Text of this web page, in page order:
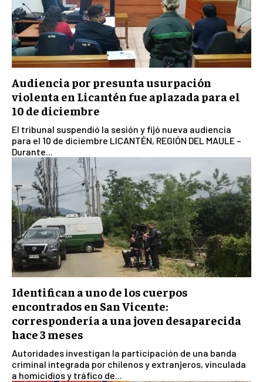
Audiencia por presunta usurpación
violenta en Licantén fue aplazada para el
10 de diciembre
El tribunal suspendió la sesión y fijó nueva audiencia
para el 10 de diciembre LICANTÉN, REGIÓN DEL MAULE –
Durante...
Identifican a uno de los cuerpos
encontrados en San Vicente:
correspondería a una joven desaparecida
hace 3 meses
Autoridades investigan la participación de una banda
criminal integrada por chilenos y extranjeros, vinculada
a homicidios y tráfico de...